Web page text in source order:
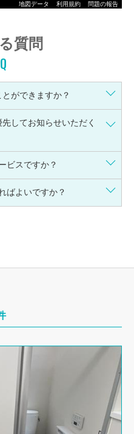
地図データ 利用規約 問題の報告
質問
ができますか？
してお知らせいただく
ビスですか？
ばよいですか？